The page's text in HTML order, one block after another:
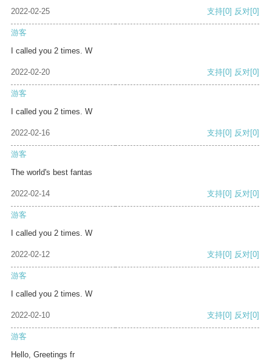
2022-02-25 支持[0] 反对[0]
游客
I called you 2 times. W
2022-02-20 支持[0] 反对[0]
游客
I called you 2 times. W
2022-02-16 支持[0] 反对[0]
游客
The world's best fantas
2022-02-14 支持[0] 反对[0]
游客
I called you 2 times. W
2022-02-12 支持[0] 反对[0]
游客
I called you 2 times. W
2022-02-10 支持[0] 反对[0]
游客
Hello, Greetings fr